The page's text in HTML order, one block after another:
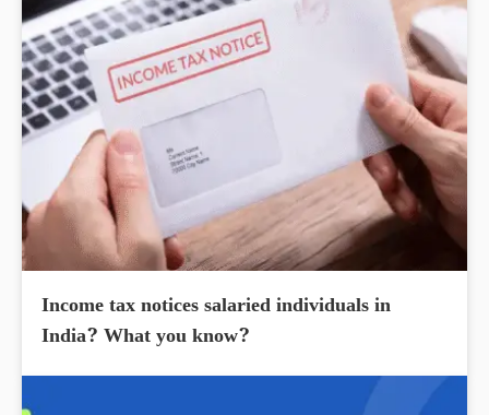
Income tax notices salaried individuals in
India? What you know?